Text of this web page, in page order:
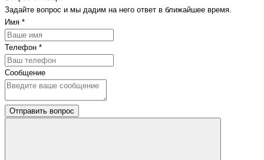
Задайте вопрос и мы дадим на него ответ в ближайшее время.
Имя *
Телефон *
Сообщение
Отправить вопрос